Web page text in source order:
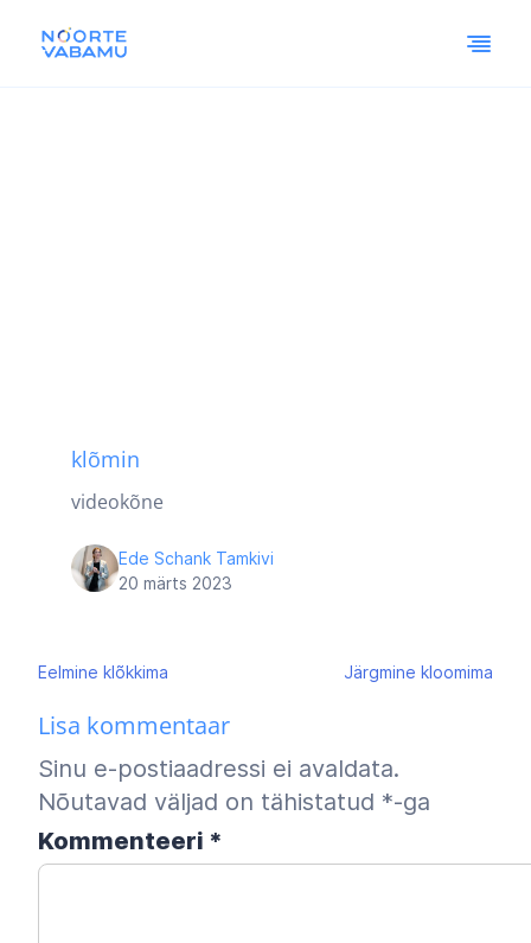
klõmin
videokõne
Ede Schank Tamkivi
20 märts 2023
Navigeerimine
Eelmine klõkkima Järgmine kloomima
Lisa kommentaar
Sinu e-postiaadressi ei avaldata.
Nõutavad väljad on tähistatud *-ga
Kommenteeri *